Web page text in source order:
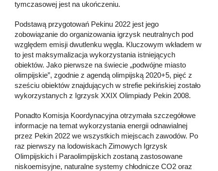
tymczasowej jest na ukończeniu.
Podstawą przygotowań Pekinu 2022 jest jego
zobowiązanie do organizowania igrzysk neutralnych pod
względem emisji dwutlenku węgla. Kluczowym wkładem w
to jest maksymalizacja wykorzystania istniejących
obiektów. Jako pierwsze na świecie „podwójne miasto
olimpijskie”, zgodnie z agendą olimpijską 2020+5, pięć z
sześciu obiektów znajdujących w strefie pekińskiej zostało
wykorzystanych z Igrzysk XXIX Olimpiady Pekin 2008.
Ponadto Komisja Koordynacyjna otrzymała szczegółowe
informacje na temat wykorzystania energii odnawialnej
przez Pekin 2022 we wszystkich miejscach zawodów. Po
raz pierwszy na lodowiskach Zimowych Igrzysk
Olimpijskich i Paraolimpijskich zostaną zastosowane
niskoemisyjne, naturalne systemy chłodnicze CO2 oraz